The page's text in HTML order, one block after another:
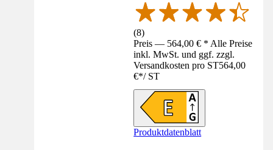
(8)
Preis — 564,00 € * Alle Preise
inkl. MwSt. und ggf. zzgl.
Versandkosten pro ST564,00
€*/ ST
Produktdatenblatt